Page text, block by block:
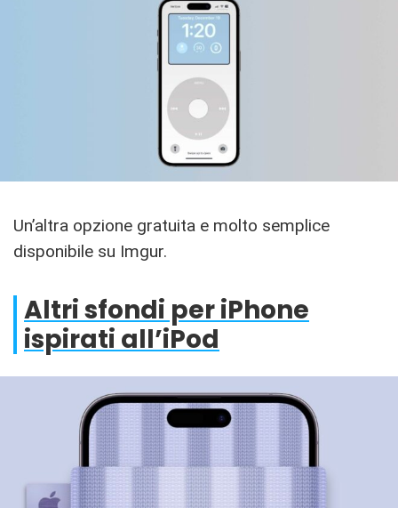
Un’altra opzione gratuita e molto semplice
disponibile su Imgur.
Altri sfondi per iPhone
ispirati all’iPod